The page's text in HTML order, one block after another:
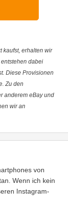
kaufst, erhalten wir
dabei
Diese Provisionen
Zu den
anderem eBay und
wir an
von
Wenn ich kein
Instagram-